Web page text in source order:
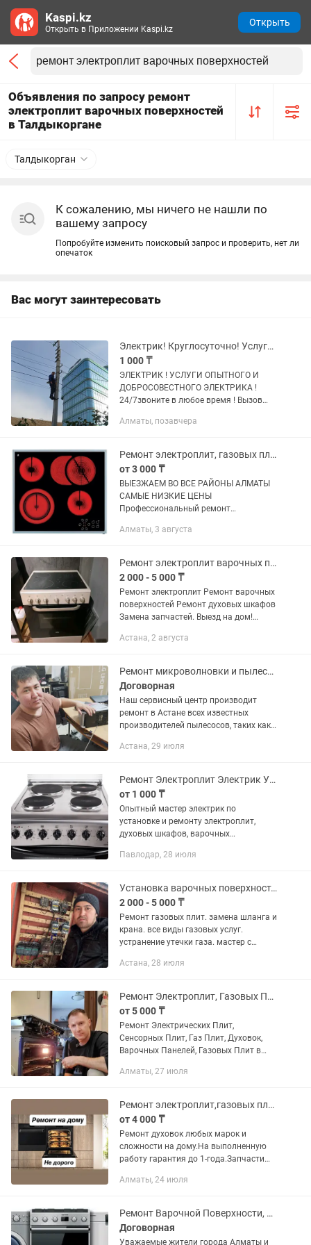
Объявления по запросу ремонт
электроплит варочных поверхностей
в Талдыкоргане
Талдыкорган
К сожалению, мы ничего не нашли по
вашему запросу
Попробуйте изменить поисковый запрос и проверить, нет ли
опечаток
Вас могут заинтересовать
Электрик! Круглосуточно! Услуги Грамотного Электрика ! Недорого !
1 000 ₸
ЭЛЕКТРИК ! УСЛУГИ ОПЫТНОГО И
ДОБРОСОВЕСТНОГО ЭЛЕКТРИКА !
24/7звоните в любое время ! Вызов
! Круглосуточно! Квалифицированный
Алматы, позавчера
Ремонт электроплит, газовых плит, Варочных поверхностей
от 3 000 ₸
ВЫЕЗЖАЕМ ВО ВСЕ РАЙОНЫ АЛМАТЫ
САМЫЕ НИЗКИЕ ЦЕНЫ
Профессиональный ремонт
варочных панелей Ведущих мировых
ZANUSSI, CANDY, ARDO,...
Алматы, 3 августа
Ремонт электроплит варочных поверхностей
2 000 - 5 000 ₸
Ремонт электроплит Ремонт варочных
поверхностей Ремонт духовых шкафов
Замена запчастей. Выезд на дом!
Астана, 2 августа
Ремонт микроволновки и пылесосы
Договорная
Наш сервисный центр производит
ремонт в Астане всех известных
производителей пылесосов, таких как:
Bosch (Бош), Электролюкс, Bork (Борк),
Астана, 29 июля
Ремонт Электроплит Электрик Установка Электроплит Подключение Электроплит
от 1 000 ₸
Опытный мастер электрик по
установке и ремонту электроплит,
духовых шкафов, варочных
электроплит : замена
положений нагрева, тэнов,...
Павлодар, 28 июля
Установка варочных поверхностей электроплиты, электроплит духовки,
2 000 - 5 000 ₸
Ремонт газовых плит. замена шланга и
крана. все виды газовых услуг.
устранение утечки газа. мастер с
Скидка постоянным клиентам… Виды
Астана, 28 июля
Ремонт Электроплит, Газовых Плит, Духовок и Варочных Поверхностей
от 5 000 ₸
Ремонт Электрических Плит,
Сенсорных Плит, Газ Плит, Духовок,
Варочных Панелей, Газовых Плит в
Приедем за 35 минут (выезд на дом).
18...
Алматы, 27 июля
Ремонт электроплит,газовых плит,духовок и варочных поверхностей в Алматы
от 4 000 ₸
Ремонт духовок любых марок и
сложности на дому.На выполненную
работу гарантия до 1-года.Запчасти
Алматы, 24 июля
Ремонт Варочной Поверхности, Духовой Шкаф, Электроплит, Газовых Плит.
Договорная
Уважаемые жители города Алматы и
Kaspi.kz
Открыть в Приложении Kaspi.kz
Открыть